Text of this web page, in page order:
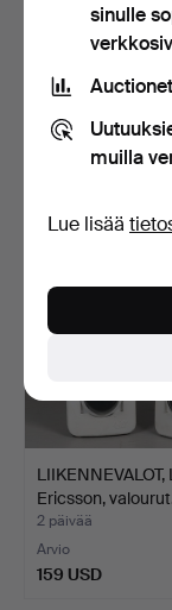
VINTAGE-
ONIKSIPUHELIN
VALITSINKIE…
2 päivää
LIIKENNEVALOT,
Ericsson,
2 päivää
Arvio
159 USD
sinulle
muilla
Lue lisää